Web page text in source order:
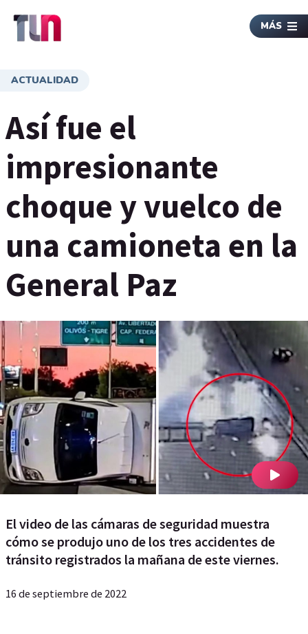
MÁS
ACTUALIDAD
Así fue el
impresionante
choque y vuelco de
una camioneta en la
General Paz
El video de las cámaras de seguridad muestra
cómo se produjo uno de los tres accidentes de
tránsito registrados la mañana de este viernes.
16 de septiembre de 2022